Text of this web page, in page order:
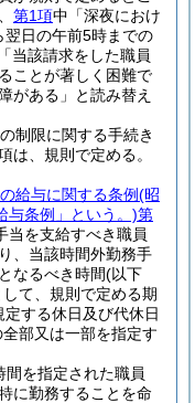
第1項中「深夜におけ
翌日の午前5時までの
当該請求をした職員
ことが著しく困難で
がある」と読み替え
制限に関する手続き
は、規則で定める。
給与に関する条例(昭
与条例」という。)第
当を支給すべき職員
、当該時間外勤務手
なるべき時間(以下
して、規則で定める期
定する休日及び代休日
部又は一部を指定す
を指定された職員
に勤務することを命